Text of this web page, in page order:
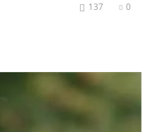
0
137